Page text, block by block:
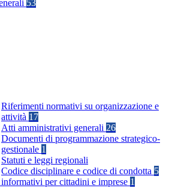
53
Riferimenti normativi su organizzazione e
attività 17
Atti amministrativi generali 26
Documenti di programmazione strategico-
gestionale 1
Statuti e leggi regionali
Codice disciplinare e codice di condotta 5
per cittadini e imprese 1